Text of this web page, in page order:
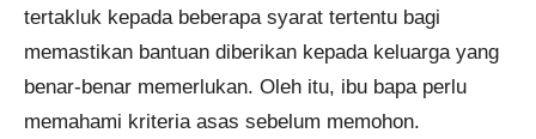
tertakluk kepada beberapa syarat tertentu bagi
memastikan bantuan diberikan kepada keluarga yang
benar-benar memerlukan. Oleh itu, ibu bapa perlu
memahami kriteria asas sebelum memohon.